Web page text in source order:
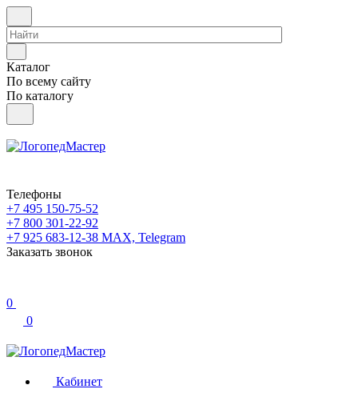
Каталог
По всему сайту
По каталогу
Телефоны
+7 495 150-75-52
+7 800 301-22-92
+7 925 683-12-38 MAX, Telegram
Заказать звонок
0
0
Кабинет